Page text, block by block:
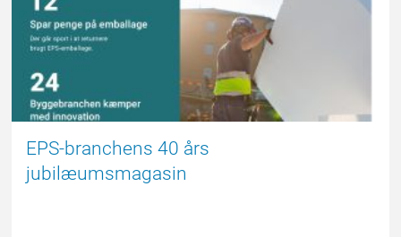
EPS-branchens 40 års
jubilæumsmagasin